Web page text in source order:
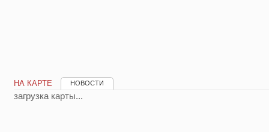
НА КАРТЕ НОВОСТИ
загрузка карты...